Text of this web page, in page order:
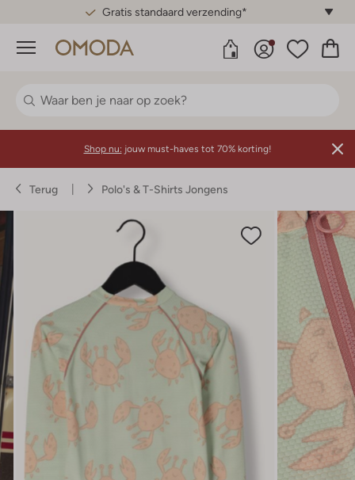
Gratis standaard verzending*
Menu
Shop nu: jouw must-haves tot 70% korting!
Terug Polo's & T-Shirts Jongens